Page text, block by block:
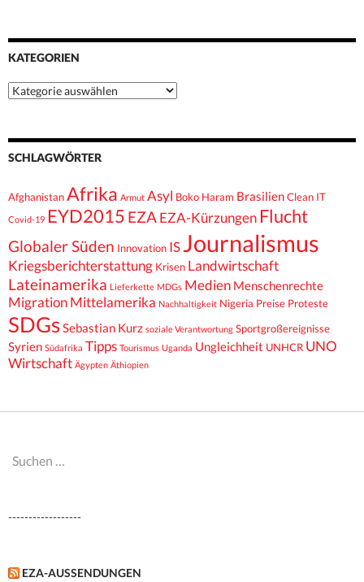
KATEGORIEN
Kategorien
SCHLAGWÖRTER
AfghanistanAfrika Armut Asyl Boko Haram BrasilienClean IT
Covid-19 EYD2015 EZA EZA-Kürzungen Flucht
Globaler Süden Innovation IS Journalismus
Kriegsberichterstattung Krisen Landwirtschaft
Lateinamerika Lieferkette MDGs Medien Menschenrechte
Migration Mittelamerika Nachhaltigkeit Nigeria Preise Proteste
SDGsSebastian Kurz soziale Verantwortung Sportgroßereignisse
Syrien Südafrika Tipps Tourismus Uganda Ungleichheit UNHCR UNO
Wirtschaft Ägypten Äthiopien
Suchen
------------------
EZA-AUSSENDUNGEN